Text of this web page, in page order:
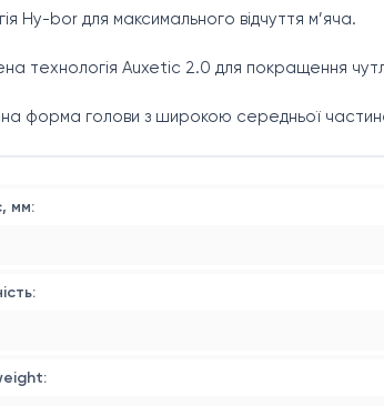
Hy-bor для максимального відчуття м’яча.
технологія Auxetic 2.0 для покращення
форма голови з широкою середньої
мм: